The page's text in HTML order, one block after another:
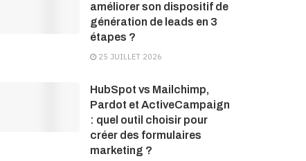
améliorer son dispositif de
génération de leads en 3
étapes ?
25 JUILLET 2026
HubSpot vs Mailchimp,
Pardot et ActiveCampaign
: quel outil choisir pour
créer des formulaires
marketing ?